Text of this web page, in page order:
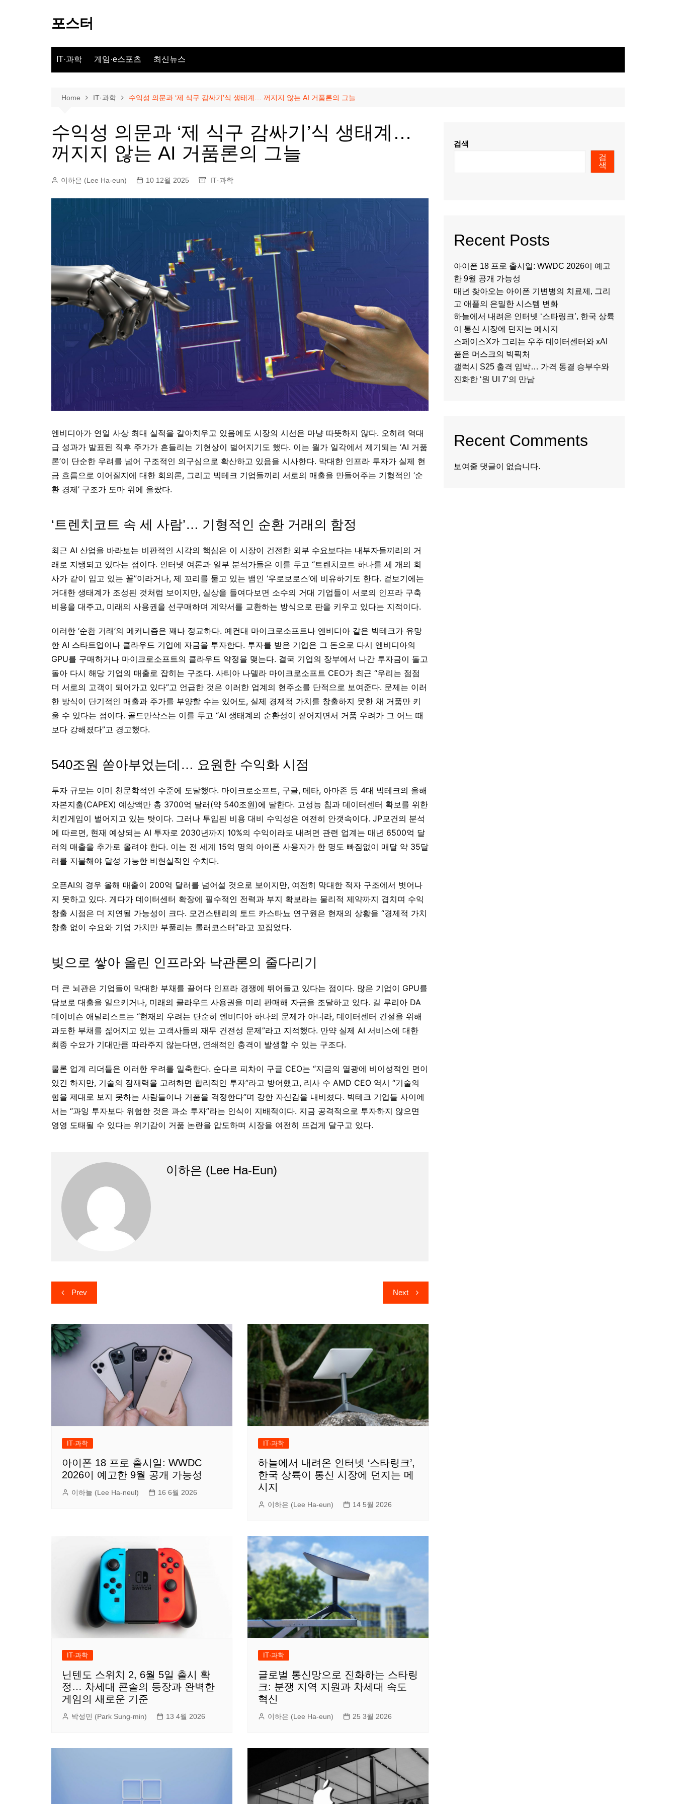
포스터
IT·과학 게임·e스포츠 최신뉴스
Home IT·과학 수익성 의문과 ‘제 식구 감싸기’식 생태계… 꺼지지 않는 AI 거품론의 그늘
수익성 의문과 ‘제 식구 감싸기’식 생태계…
꺼지지 않는 AI 거품론의 그늘
이하은 (Lee Ha-eun) 10 12월 2025 IT·과학
엔비디아가 연일 사상 최대 실적을 갈아치우고 있음에도 시장의 시선은 마냥 따뜻하지 않다. 오히려 역대
급 성과가 발표된 직후 주가가 흔들리는 기현상이 벌어지기도 했다. 이는 월가 일각에서 제기되는 ‘AI 거품
론’이 단순한 우려를 넘어 구조적인 의구심으로 확산하고 있음을 시사한다. 막대한 인프라 투자가 실제 현
금 흐름으로 이어질지에 대한 회의론, 그리고 빅테크 기업들끼리 서로의 매출을 만들어주는 기형적인 ‘순
환 경제’ 구조가 도마 위에 올랐다.
‘트렌치코트 속 세 사람’… 기형적인 순환 거래의 함정
최근 AI 산업을 바라보는 비판적인 시각의 핵심은 이 시장이 건전한 외부 수요보다는 내부자들끼리의 거
래로 지탱되고 있다는 점이다. 인터넷 여론과 일부 분석가들은 이를 두고 “트렌치코트 하나를 세 개의 회
사가 같이 입고 있는 꼴”이라거나, 제 꼬리를 물고 있는 뱀인 ‘우로보로스’에 비유하기도 한다. 겉보기에는
거대한 생태계가 조성된 것처럼 보이지만, 실상을 들여다보면 소수의 거대 기업들이 서로의 인프라 구축
비용을 대주고, 미래의 사용권을 선구매하며 계약서를 교환하는 방식으로 판을 키우고 있다는 지적이다.
이러한 ‘순환 거래’의 메커니즘은 꽤나 정교하다. 예컨대 마이크로소프트나 엔비디아 같은 빅테크가 유망
한 AI 스타트업이나 클라우드 기업에 자금을 투자한다. 투자를 받은 기업은 그 돈으로 다시 엔비디아의
GPU를 구매하거나 마이크로소프트의 클라우드 약정을 맺는다. 결국 기업의 장부에서 나간 투자금이 돌고
돌아 다시 해당 기업의 매출로 잡히는 구조다. 사티아 나델라 마이크로소프트 CEO가 최근 “우리는 점점
더 서로의 고객이 되어가고 있다”고 언급한 것은 이러한 업계의 현주소를 단적으로 보여준다. 문제는 이러
한 방식이 단기적인 매출과 주가를 부양할 수는 있어도, 실제 경제적 가치를 창출하지 못한 채 거품만 키
울 수 있다는 점이다. 골드만삭스는 이를 두고 “AI 생태계의 순환성이 짙어지면서 거품 우려가 그 어느 때
보다 강해졌다”고 경고했다.
540조원 쏟아부었는데… 요원한 수익화 시점
투자 규모는 이미 천문학적인 수준에 도달했다. 마이크로소프트, 구글, 메타, 아마존 등 4대 빅테크의 올해
자본지출(CAPEX) 예상액만 총 3700억 달러(약 540조원)에 달한다. 고성능 칩과 데이터센터 확보를 위한
치킨게임이 벌어지고 있는 탓이다. 그러나 투입된 비용 대비 수익성은 여전히 안갯속이다. JP모건의 분석
에 따르면, 현재 예상되는 AI 투자로 2030년까지 10%의 수익이라도 내려면 관련 업계는 매년 6500억 달
러의 매출을 추가로 올려야 한다. 이는 전 세계 15억 명의 아이폰 사용자가 한 명도 빠짐없이 매달 약 35달
러를 지불해야 달성 가능한 비현실적인 수치다.
오픈AI의 경우 올해 매출이 200억 달러를 넘어설 것으로 보이지만, 여전히 막대한 적자 구조에서 벗어나
지 못하고 있다. 게다가 데이터센터 확장에 필수적인 전력과 부지 확보라는 물리적 제약까지 겹치며 수익
창출 시점은 더 지연될 가능성이 크다. 모건스탠리의 토드 카스타뇨 연구원은 현재의 상황을 “경제적 가치
창출 없이 수요와 기업 가치만 부풀리는 롤러코스터”라고 꼬집었다.
빚으로 쌓아 올린 인프라와 낙관론의 줄다리기
더 큰 뇌관은 기업들이 막대한 부채를 끌어다 인프라 경쟁에 뛰어들고 있다는 점이다. 많은 기업이 GPU를
담보로 대출을 일으키거나, 미래의 클라우드 사용권을 미리 판매해 자금을 조달하고 있다. 길 루리아 DA
데이비슨 애널리스트는 “현재의 우려는 단순히 엔비디아 하나의 문제가 아니라, 데이터센터 건설을 위해
과도한 부채를 짊어지고 있는 고객사들의 재무 건전성 문제”라고 지적했다. 만약 실제 AI 서비스에 대한
최종 수요가 기대만큼 따라주지 않는다면, 연쇄적인 충격이 발생할 수 있는 구조다.
물론 업계 리더들은 이러한 우려를 일축한다. 순다르 피차이 구글 CEO는 “지금의 열광에 비이성적인 면이
있긴 하지만, 기술의 잠재력을 고려하면 합리적인 투자”라고 방어했고, 리사 수 AMD CEO 역시 “기술의
힘을 제대로 보지 못하는 사람들이나 거품을 걱정한다”며 강한 자신감을 내비쳤다. 빅테크 기업들 사이에
서는 “과잉 투자보다 위험한 것은 과소 투자”라는 인식이 지배적이다. 지금 공격적으로 투자하지 않으면
영영 도태될 수 있다는 위기감이 거품 논란을 압도하며 시장을 여전히 뜨겁게 달구고 있다.
이하은 (Lee Ha-Eun)
글
탐
색
Prev Next
IT·과학
아이폰 18 프로 출시일: WWDC
2026이 예고한 9월 공개 가능성
이하늘 (Lee Ha-neul) 16 6월 2026
IT·과학
하늘에서 내려온 인터넷 ‘스타링크’,
한국 상륙이 통신 시장에 던지는 메
시지
이하은 (Lee Ha-eun) 14 5월 2026
IT·과학
닌텐도 스위치 2, 6월 5일 출시 확
정… 차세대 콘솔의 등장과 완벽한
게임의 새로운 기준
박성민 (Park Sung-min) 13 4월 2026
IT·과학
글로벌 통신망으로 진화하는 스타링
크: 분쟁 지역 지원과 차세대 속도
혁신
이하은 (Lee Ha-eun) 25 3월 2026
검색
검
색
Recent Posts
아이폰 18 프로 출시일: WWDC 2026이 예고
한 9월 공개 가능성
매년 찾아오는 아이폰 기변병의 치료제, 그리
고 애플의 은밀한 시스템 변화
하늘에서 내려온 인터넷 ‘스타링크’, 한국 상륙
이 통신 시장에 던지는 메시지
스페이스X가 그리는 우주 데이터센터와 xAI
품은 머스크의 빅픽처
갤럭시 S25 출격 임박… 가격 동결 승부수와
진화한 ‘원 UI 7’의 만남
Recent Comments
보여줄 댓글이 없습니다.